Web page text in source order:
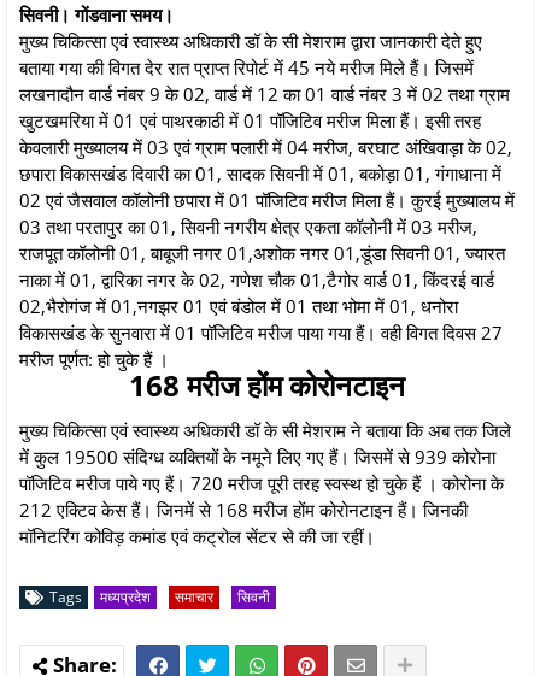
सिवनी। गोंडवाना समय।
मुख्य चिकित्सा एवं स्वास्थ्य अधिकारी डॉ के सी मेशराम द्वारा जानकारी देते हुए
बताया गया की विगत देर रात प्राप्त रिपोर्ट में 45 नये मरीज मिले हैं। जिसमें
लखनादौन वार्ड नंबर 9 के 02, वार्ड में 12 का 01 वार्ड नंबर 3 में 02 तथा ग्राम
खुटखमरिया में 01 एवं पाथरकाठी में 01 पॉजिटिव मरीज मिला हैं। इसी तरह
केवलारी मुख्यालय में 03 एवं ग्राम पलारी में 04 मरीज, बरघाट अंखिवाड़ा के 02,
छपारा विकासखंड दिवारी का 01, सादक सिवनी में 01, बकोड़ा 01, गंगाधाना में
02 एवं जैसवाल कॉलोनी छपारा में 01 पॉजिटिव मरीज मिला हैं। कुरई मुख्यालय में
03 तथा परतापुर का 01, सिवनी नगरीय क्षेत्र एकता कॉलोनी में 03 मरीज,
राजपूत कॉलोनी 01, बाबूजी नगर 01,अशोक नगर 01,डूंडा सिवनी 01, ज्यारत
नाका में 01, द्वारिका नगर के 02, गणेश चौक 01,टैगोर वार्ड 01, किंदरई वार्ड
02,भैरोगंज में 01,नगझर 01 एवं बंडोल में 01 तथा भोमा में 01, धनोरा
विकासखंड के सुनवारा में 01 पॉजिटिव मरीज पाया गया हैं। वही विगत दिवस 27
मरीज पूर्णत: हो चुके हैं ।
168 मरीज होंम कोरोनटाइन
मुख्य चिकित्सा एवं स्वास्थ्य अधिकारी डॉ के सी मेशराम ने बताया कि अब तक जिले
में कुल 19500 संदिग्ध व्यक्तियों के नमूने लिए गए हैं। जिसमें से 939 कोरोना
पॉजिटिव मरीज पाये गए हैं। 720 मरीज पूरी तरह स्वस्थ हो चुके हैं । कोरोना के
212 एक्टिव केस हैं। जिनमें से 168 मरीज होंम कोरोनटाइन हैं। जिनकी
मॉनिटरिंग कोविड़ कमांड एवं कट्रोल सेंटर से की जा रहीं।
Tags मध्यप्रदेश समाचार सिवनी